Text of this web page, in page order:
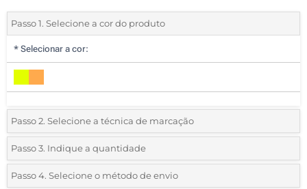
Passo 1. Selecione a cor do produto
* Selecionar a cor:
Passo 2. Selecione a técnica de marcação
*Selecione o tipo de marcação e as cores do logotipo:
1 Cor (Num lado)
Passo 3. Indique a quantidade
*Pedido mínimo 10 (total de pedido)
Passo 4. Selecione o método de envio